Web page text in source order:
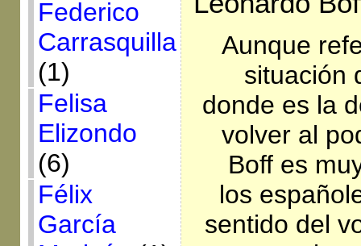
Federico
Carrasquilla
(1)
Felisa
Elizondo
(6)
Félix
García
Aunque
situación
donde es la
volver al
Boff es
los
sentido del